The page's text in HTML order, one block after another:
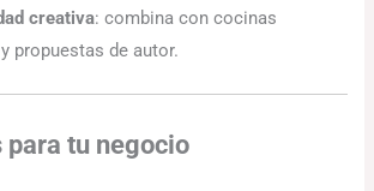
creativa: combina con cocinas
propuestas de autor.
para tu negocio